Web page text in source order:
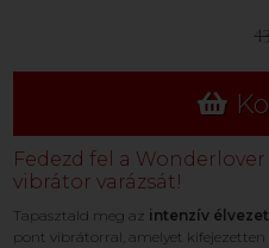
Fedezd fel a
vibrátor varázsát!
Tapasztald meg az intenzív
pont vibrátorral, amelyet kifejezetten